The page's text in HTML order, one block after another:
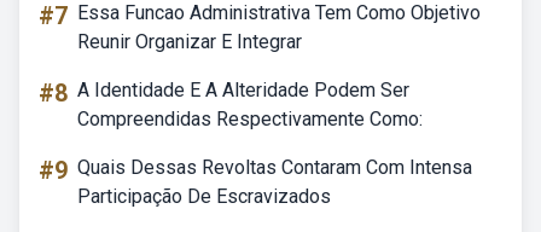
#7 Essa Funcao Administrativa Tem Como Objetivo
Reunir Organizar E Integrar
#8 A Identidade E A Alteridade Podem Ser
Compreendidas Respectivamente Como:
#9 Quais Dessas Revoltas Contaram Com Intensa
Participação De Escravizados